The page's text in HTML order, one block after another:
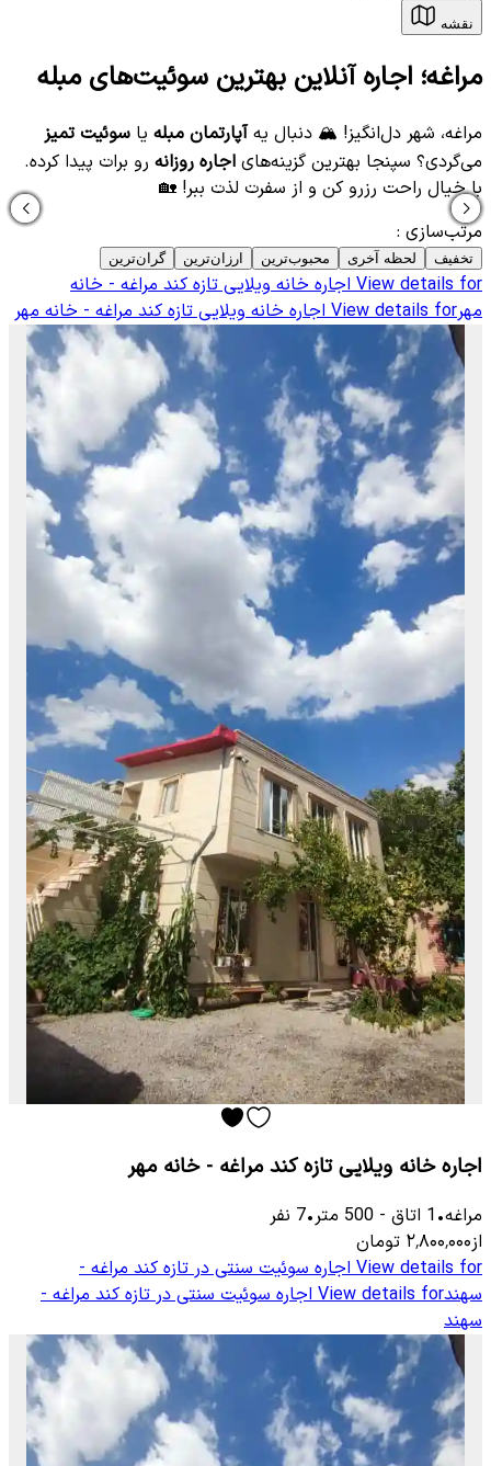
نقشه
مراغه؛ اجاره آنلاین بهترین سوئیت‌های مبله
مراغه، شهر دل‌انگیز! 🏔️ دنبال یهآپارتمان مبله یا سوئیت تمیز
می‌گردی؟ سپنجا بهترین گزینه‌های اجاره روزانه رو برات پیدا کرده.
با خیال راحت رزرو کن و از سفرت لذت ببر! 🏡
مرتب‌سازی :
تخفیف لحظه آخری محبوب‌ترین ارزان‌ترین گران‌ترین
View details for اجاره خانه ویلایی تازه کند مراغه - خانه
مهرView details for اجاره خانه ویلایی تازه کند مراغه - خانه مهر
اجاره خانه ویلایی تازه کند مراغه - خانه مهر
مراغه•
1 اتاق -
500 متر•
7 نفر
از۲٬۸۰۰٬۰۰۰ تومان
View details for اجاره سوئیت سنتی در تازه کند مراغه -
سهندView details for اجاره سوئیت سنتی در تازه کند مراغه -
سهند